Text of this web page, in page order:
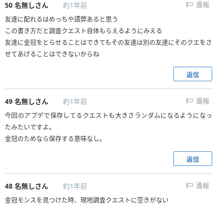
50 名無しさん 約1年前 通報
友達に配れるはめっちや語弊あると思う
この書き方だと調査クエスト自体もらえるようにみえる
友達に金冠をとらせることはできてもその友達は別の友達にそのクエをさ
せてあげることはできないからね
返信
49 名無しさん 約1年前 通報
今回のアプデで保存してるクエストも大きさランダムになるようになっ
たみたいですよ。
金冠のためなら保存する意味なし。
返信
48 名無しさん 約1年前 通報
金冠モンスを見つけた時、現地調査クエストに空きがない